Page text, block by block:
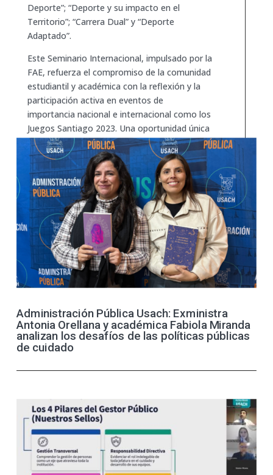
Deporte”; “Deporte y su impacto en el
Territorio”; “Carrera Dual” y “Deporte
Adaptado”.
Este Seminario Internacional, impulsado por la
FAE, refuerza el compromiso de la comunidad
estudiantil y académica con la reflexión y la
participación activa en eventos de
importancia nacional e internacional como los
Juegos Santiago 2023. Una oportunidad única
para aprender, compartir y contribuir al futuro
del deporte y las políticas públicas en Chile.
Administración Pública Usach: Exministra
Antonia Orellana y académica Fabiola Miranda
analizan los desafíos de las políticas públicas
de cuidado